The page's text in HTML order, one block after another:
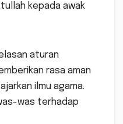
kepada awak
aturan
rasa aman
ilmu agama.
was terhadap